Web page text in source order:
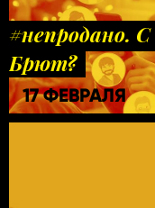
#непродано.
Брют?
17 ФЕВРАЛЯ